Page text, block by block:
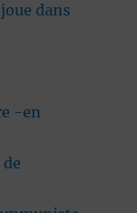
dans
-en